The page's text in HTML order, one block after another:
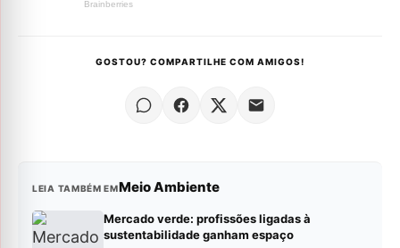
GOSTOU? COMPARTILHE COM AMIGOS!
LEIA TAMBÉM EMMeio Ambiente
Mercado verde: profissões ligadas à
sustentabilidade ganham espaço